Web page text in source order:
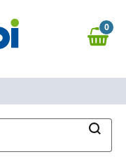
0,00 €
0